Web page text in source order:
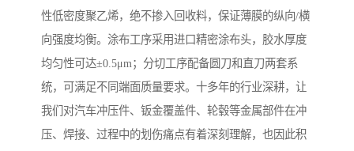
性低密度聚乙烯，绝不掺入回收料，保证薄膜的纵向/横
向强度均衡。涂布工序采用进口精密涂布头，胶水厚度
均匀性可达±0.5μm；分切工序配备圆刀和直刀两套系
统，可满足不同端面质量要求。十多年的行业深耕，让
我们对汽车冲压件、钣金覆盖件、轮毂等金属部件在冲
压、焊接、过程中的划伤痛点有着深刻理解，也因此积